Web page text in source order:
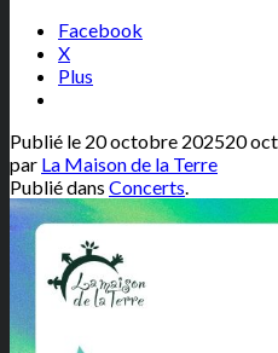
Facebook
X
Plus
Publié le 20 octobre 202520
par La Maison de la Terre
Publié dans Concerts.